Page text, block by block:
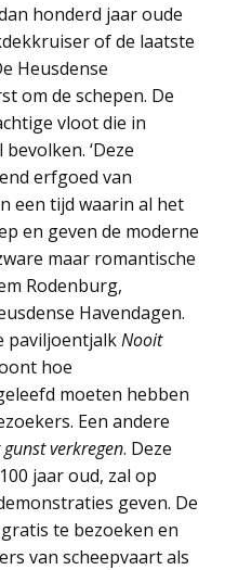
honderd jaar oude
of de laatste
Heusdense
om de schepen. De
vloot die in
‘Deze
erfgoed van
een tijd waarin al het
en geven de moderne
maar romantische
Rodenburg,
Havendagen.
paviljoentjalkNooit
hoe
moeten hebben
Een andere
verkregen. Deze
jaar oud, zal op
geven. De
te bezoeken en
van scheepvaart als